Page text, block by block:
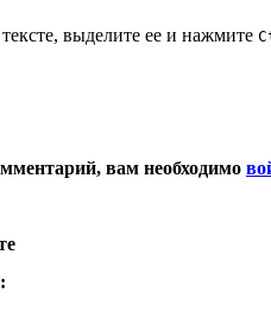
выделите ее и нажмите
вам необходимо